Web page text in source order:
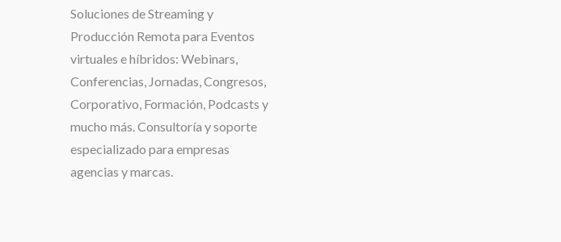
Soluciones deStreaming y
Producción Remota para Eventos
virtuales e híbridos: Webinars,
Conferencias, Jornadas, Congresos,
Corporativo, Formación, Podcasts y
mucho más. Consultoría y soporte
especializado para empresas
agencias y marcas.